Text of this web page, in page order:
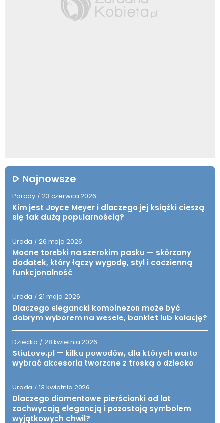
Najnowsze
Porady / 23 czerwca 2026
Kim jest Joyce Meyer i dlaczego jej książki cieszą
się tak dużą popularnością?
Uroda / 26 maja 2026
Modne torebki na szerokim pasku — skórzany
dodatek, który łączy wygodę, styl i codzienną
funkcjonalność
Uroda / 21 maja 2026
Dlaczego elegancki kombinezon może być
dobrym wyborem na wesele, bankiet lub kolację?
Dziecko / 28 kwietnia 2026
StiuLove.pl — kilka powodów, dla których warto
wybrać akcesoria tworzone z troską o dziecko
Uroda / 13 kwietnia 2026
Dlaczego diamentowe pierścionki od lat
zachwycają elegancją i pozostają symbolem
wyjątkowych chwil?